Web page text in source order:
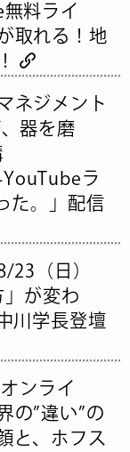
料ライ
取れる！地
ネジメント
器を磨
ラ
た。」配信
23（日）
」が変わ
川学長登壇
ンライ
の”違い”の
と、ホフス